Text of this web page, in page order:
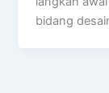
bidang